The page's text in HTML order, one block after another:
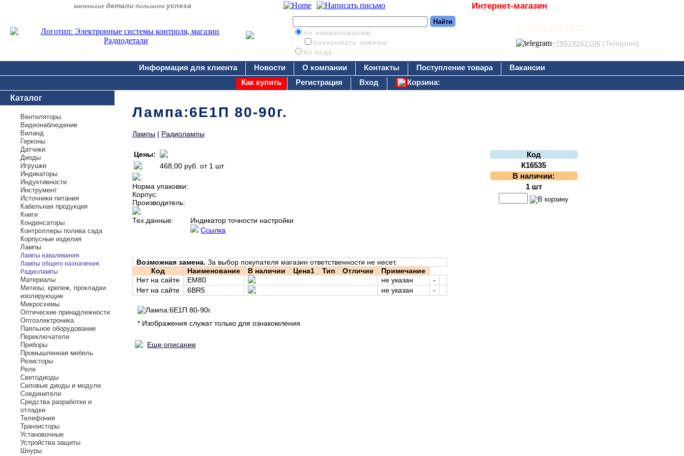
маленькие детали большого успеха Интернет-магазин
по наименованию
показывать замены
по коду
+7 (342) 212-54-00
+79519262106 (Telegram)
Информация для клиента Новости О компании Контакты Поступление товара
Вакансии
Как купить
Регистрация Вход
Корзина:
Каталог
Вентиляторы
Видеонаблюдение
Виланд
Герконы
Датчики
Диоды
Игрушки
Индикаторы
Индуктивности
Инструмент
Источники питания
Кабельная продукция
Книги
Конденсаторы
Контроллеры полива сада
Корпусные изделия
Лампы
Лампы накаливания
Лампы общего назначения
Радиолампы
Материалы
Метизы, крепеж, прокладки
изолирующие
Микросхемы
Оптические принадлежности
Оптоэлектроника
Паяльное оборудование
Переключатели
Приборы
Промышленная мебель
Резисторы
Реле
Светодиоды
Силовые диоды и модули
Соединители
Средства разработки и
отладки
Телефония
Транзисторы
Установочные
Устройства защиты
Шнуры
Лампа:6Е1П 80-90г.
Лампы | Радиолампы
Цены:
468,00 руб. от 1 шт
Норма упаковки:
Корпус:
Производитель:
Тех.данные:
Индикатор точности настройки
Ссылка
Код
К16535
В наличии:
1 шт
Возможная замена. За выбор покупателя магазин ответственности не несет.
Код
Наименование В наличии Цена1 Тип Отличие
Примечание
Нет на сайте
EM80 не указан
-
Нет на сайте
6BR5 не указан -
* Изображения служат только для ознакомления
Еще описание